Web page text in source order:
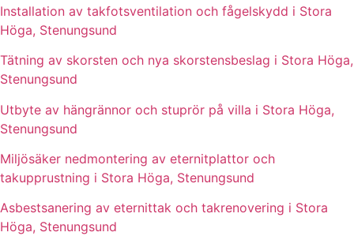
Installation av takfotsventilation och fågelskydd i Stora
Höga, Stenungsund
Tätning av skorsten och nya skorstensbeslag i Stora Höga,
Stenungsund
Utbyte av hängrännor och stuprör på villa i Stora Höga,
Stenungsund
Miljösäker nedmontering av eternitplattor och
takupprustning i Stora Höga, Stenungsund
Asbestsanering av eternittak och takrenovering i Stora
Höga, Stenungsund